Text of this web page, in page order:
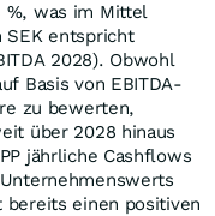
%, was im Mittel
SEK entspricht
2028). Obwohl
Basis von EBITDA-
zu bewerten,
über 2028 hinaus
jährliche Cashflows
bereits einen positiven